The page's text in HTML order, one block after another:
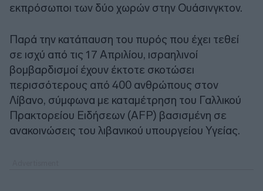
εκπρόσωποι των δύο χωρών στην Ουάσινγκτον.
Παρά την κατάπαυση του πυρός που έχει τεθεί
σε ισχύ από τις 17 Απριλίου, ισραηλινοί
βομβαρδισμοί έχουν έκτοτε σκοτώσει
περισσότερους από 400 ανθρώπους στον
Λίβανο, σύμφωνα με καταμέτρηση του Γαλλικού
Πρακτορείου Ειδήσεων (AFP) βασισμένη σε
ανακοινώσεις του λιβανικού υπουργείου Υγείας.